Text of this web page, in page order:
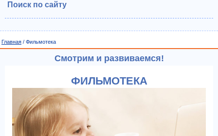
Поиск по сайту
Главная / Фильмотека
Смотрим и развиваемся!
ФИЛЬМОТЕКА